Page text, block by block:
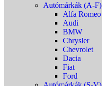
Autómárkák (A-F)
Alfa Romeo
Audi
BMW
Chrysler
Chevrolet
Dacia
Fiat
Ford